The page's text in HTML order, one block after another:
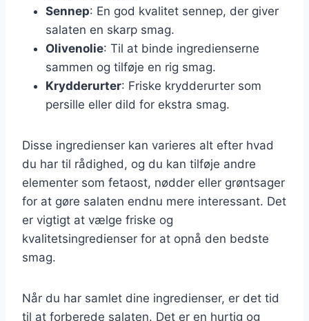
Sennep: En god kvalitet sennep, der giver
salaten en skarp smag.
Olivenolie: Til at binde ingredienserne
sammen og tilføje en rig smag.
Krydderurter: Friske krydderurter som
persille eller dild for ekstra smag.
Disse ingredienser kan varieres alt efter hvad
du har til rådighed, og du kan tilføje andre
elementer som fetaost, nødder eller grøntsager
for at gøre salaten endnu mere interessant. Det
er vigtigt at vælge friske og
kvalitetsingredienser for at opnå den bedste
smag.
Når du har samlet dine ingredienser, er det tid
til at forberede salaten. Det er en hurtig og